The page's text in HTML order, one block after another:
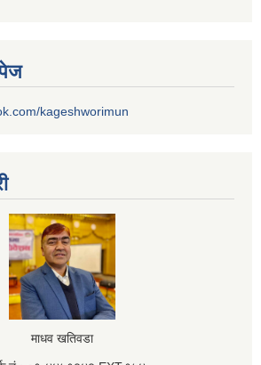
kageshworimun
माधव खतिवडा